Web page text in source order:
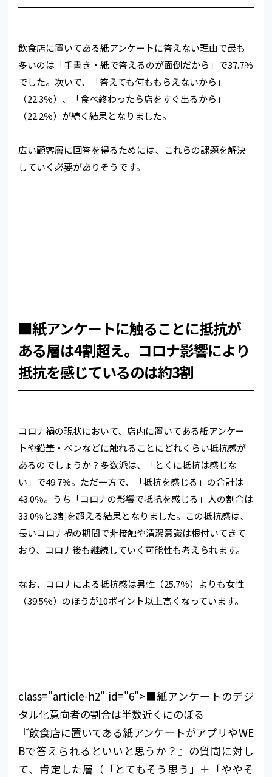
飲食店に置いてある紙アンケートに答えない理由で最も
多いのは「手書き・紙で答えるのが面倒だから」で37.7％
でした。次いで、「答えても何ももらえないから」
（22.3％）、「食べ終わったら店をすぐ出るから」
（22.2％）が続く結果となりました。
広い顧客層に回答を得るためには、これらの課題を解決
していく必要がありそうです。
■紙アンケートに触ることに抵抗が
ある層は4割超え。コロナ影響により
抵抗を感じているのは約3割
コロナ禍の現状において、店内に置いてある紙アンケー
トや鉛筆・ペンなどに触れることにどれくらい抵抗感が
あるのでしょうか？多数派は、「とくに抵抗は感じな
い」で49.7％。ただ一方で、「抵抗を感じる」の合計は
43.0％。うち「コロナの影響で抵抗を感じる」人の割合は
33.0％と3割を超える結果となりました。この抵抗感は、
長いコロナ禍の期間で非接触や清潔意識は根付いてきて
おり、コロナ後も継続していく可能性も考えられます。
なお、コロナによる抵抗感は男性（25.7％）よりも女性
（39.5％）のほうが10ポイント以上高くなっています。
class="article-h2" id="6">■紙アンケートのデジ
タル化意向者の割合は半数近くにのぼる
『飲食店に置いてある紙アンケートがアプリやWE
Bで答えられるといいと思うか？』の質問に対し
て、肯定した層（「とてもそう思う」＋「ややそ